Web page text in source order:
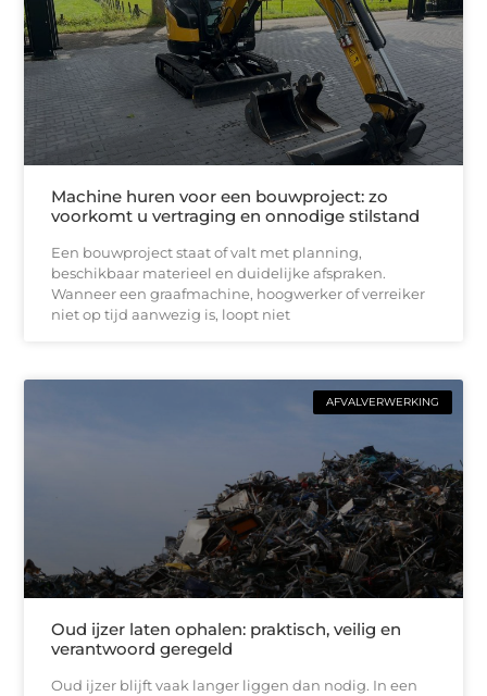
Machine huren voor een bouwproject: zo
voorkomt u vertraging en onnodige stilstand
Een bouwproject staat of valt met planning,
beschikbaar materieel en duidelijke afspraken.
Wanneer een graafmachine, hoogwerker of verreiker
niet op tijd aanwezig is, loopt niet
AFVALVERWERKING
Oud ijzer laten ophalen: praktisch, veilig en
verantwoord geregeld
Oud ijzer blijft vaak langer liggen dan nodig. In een